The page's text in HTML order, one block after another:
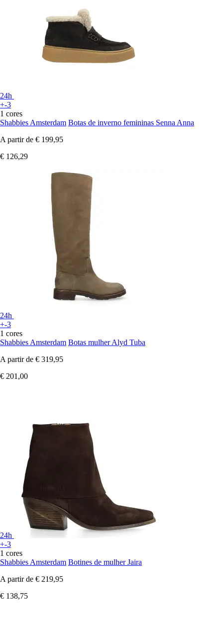
24h
+-3
1 cores
Shabbies Amsterdam Botas de inverno femininas Senna Anna
A partir de € 199,95
€ 126,29
24h
+-3
1 cores
Shabbies Amsterdam Botas mulher Alyd Tuba
A partir de € 319,95
€ 201,00
24h
+-3
1 cores
Shabbies Amsterdam Botines de mulher Jaira
A partir de € 219,95
€ 138,75